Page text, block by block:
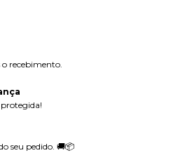
o recebimento.
seu pedido. 🚚📦